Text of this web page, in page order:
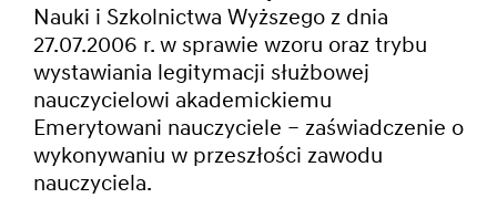
Nauki i Szkolnictwa Wyższego z dnia
27.07.2006 r. w sprawie wzoru oraz trybu
wystawiania legitymacji służbowej
nauczycielowi akademickiemu
Emerytowani nauczyciele – zaświadczenie o
wykonywaniu w przeszłości zawodu
nauczyciela.